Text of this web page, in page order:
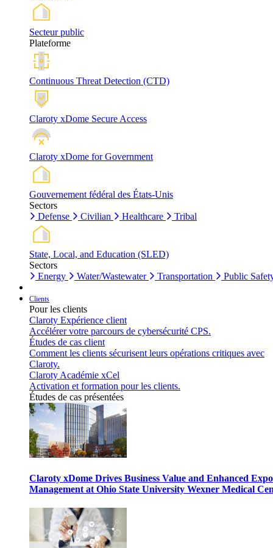
Secteur public
Plateforme
Continuous Threat Detection (CTD)
Claroty xDome Secure Access
Claroty xDome for Government
Gouvernement fédéral des États-Unis
Sectors
Defense
Civilian Healthcare Tribal
State, Local, and Education (SLED)
Sectors
Energy
Water/Wastewater Transportation Public
Clients
Pour les clients
Claroty Expérience client
Accélérer votre parcours de cybersécurité CPS.
Études de cas client
Comment les clients sécurisent leurs opérations critiques avec
Claroty.
Claroty Académie xCel
Activation et formation pour les clients.
Études de cas présentées
Claroty xDome Drives Business Value and Enhanced
Management at Ohio State University Wexner Medical